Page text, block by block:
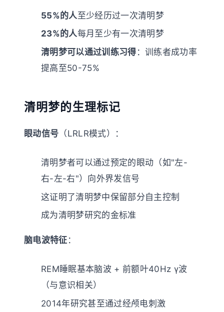
55%的人至少经历过一次清明梦
23%的人每月至少有一次清明梦
清明梦可以通过训练习得 ：训练者成功率
提高至50-75%
清明梦的生理标记
眼动信号 （LRLR模式）：
清明梦者可以通过预定的眼动（如"左-
右-左-右"）向外界发信号
这证明了清明梦中保留部分自主控制
成为清明梦研究的金标准
脑电波特征 ：
REM睡眠基本脑波 + 前额叶40Hz γ波
（与意识相关）
2014年研究甚至通过经颅电刺激